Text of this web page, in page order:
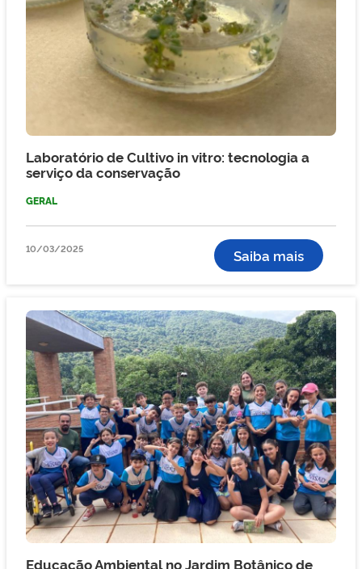
Laboratório de Cultivo in vitro: tecnologia a
serviço da conservação
GERAL
10/03/2025 Saiba mais
Educação Ambiental no Jardim Botânico de